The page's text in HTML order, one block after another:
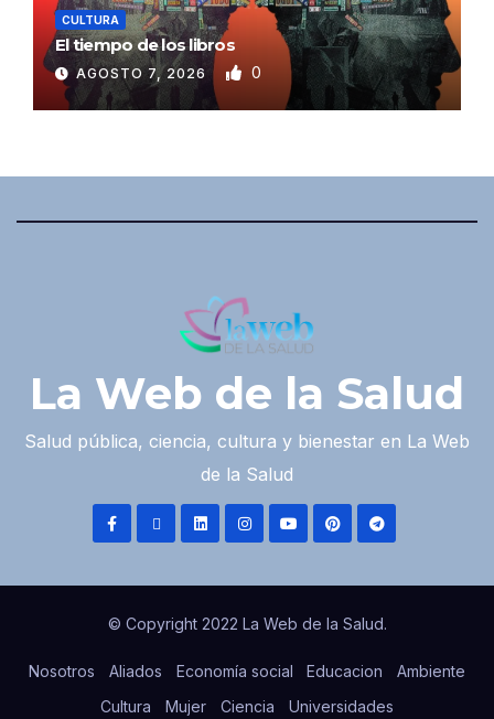
CULTURA
El tiempo de los libros
AGOSTO 7, 2026 0
La Web de la Salud
Salud pública, ciencia, cultura y bienestar en La Web
de la Salud
© Copyright 2022 La Web de la Salud.
Nosotros Aliados Economía social Educacion
Ambiente
Cultura
Mujer Ciencia Universidades